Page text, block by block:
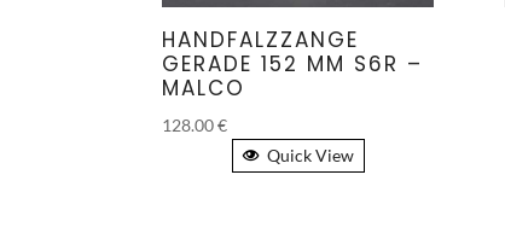
HANDFALZZANGE
GERADE 152 MM S6R –
MALCO
128.00€
Quick View